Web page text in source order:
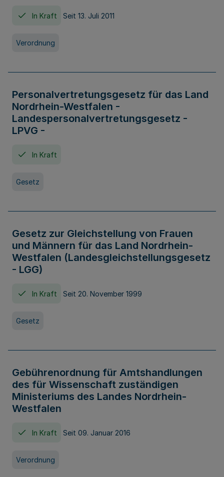
In Kraft Seit 13. Juli 2011
Verordnung
Personalvertretungsgesetz für das Land
Nordrhein-Westfalen -
Landespersonalvertretungsgesetz -
LPVG -
In Kraft
Gesetz
Gesetz zur Gleichstellung von Frauen
und Männern für das Land Nordrhein-
Westfalen (Landesgleichstellungsgesetz
- LGG)
In Kraft Seit 20. November 1999
Gesetz
Gebührenordnung für Amtshandlungen
des für Wissenschaft zuständigen
Ministeriums des Landes Nordrhein-
Westfalen
In Kraft Seit 09. Januar 2016
Verordnung